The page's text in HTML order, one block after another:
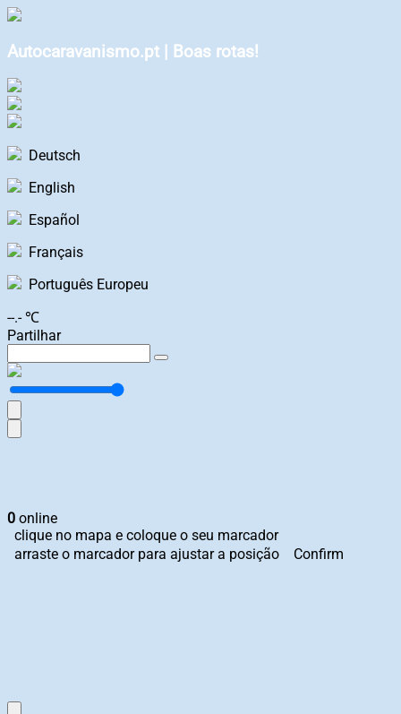
Autocaravanismo.pt | Boas rotas!
Deutsch
English
Español
Français
Português Europeu
--.- ℃
Partilhar
0 online
clique no mapa e coloque o seu marcador
arraste o marcador para ajustar a posição
Confirm